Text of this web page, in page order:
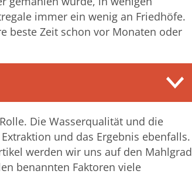
immer ein wenig an Friedhöfe.
beste Zeit schon vor Monaten oder
Die Wasserqualität und die
und das Ergebnis ebenfalls.
werden wir uns auf den Mahlgrad
benannten Faktoren viele